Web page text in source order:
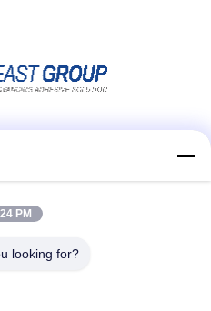
PM
looking for?